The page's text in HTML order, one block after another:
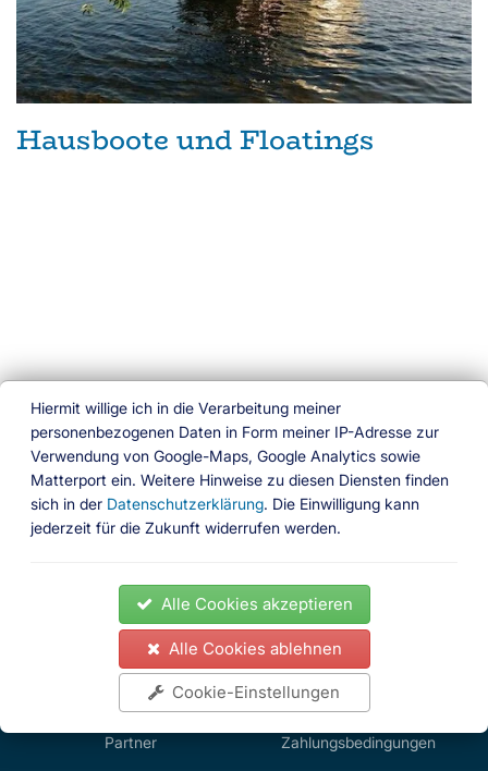
Hiermit willige ich in die Verarbeitung meiner
personenbezogenen Daten in Form meiner IP-Adresse zur
Verwendung von Google-Maps, Google Analytics sowie
Matterport ein. Weitere Hinweise zu diesen Diensten finden
sich in der Datenschutzerklärung. Die Einwilligung kann
jederzeit für die Zukunft widerrufen werden.
Alle Cookies akzeptieren
Alle Cookies ablehnen
Cookie-Einstellungen
Hausboote und Floatings
Ferien am Wasser
Das besondere Buchungsportal
Ferienhäuser Ferienwohnungen Hausboote
Gedöns Shop Partner Impressum Kontakt
Datenschutz Widerrufsrecht Zahlungsbedingungen
Ferienhäuser
Ferienwohnungen
Gedöns Shop
Partner
Impressum Kontakt
Datenschutz
Widerrufsrecht
Zahlungsbedingungen